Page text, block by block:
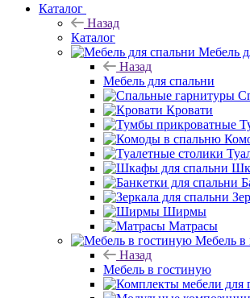
Каталог
Назад
Каталог
Мебель
Назад
Мебель для спальни
Кровати
Ширмы
Матрасы
Мебель в
Назад
Мебель в гостиную